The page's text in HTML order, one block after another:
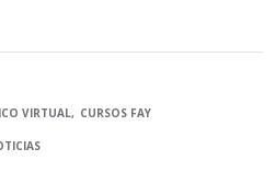
VIRTUAL CURSOS FAY